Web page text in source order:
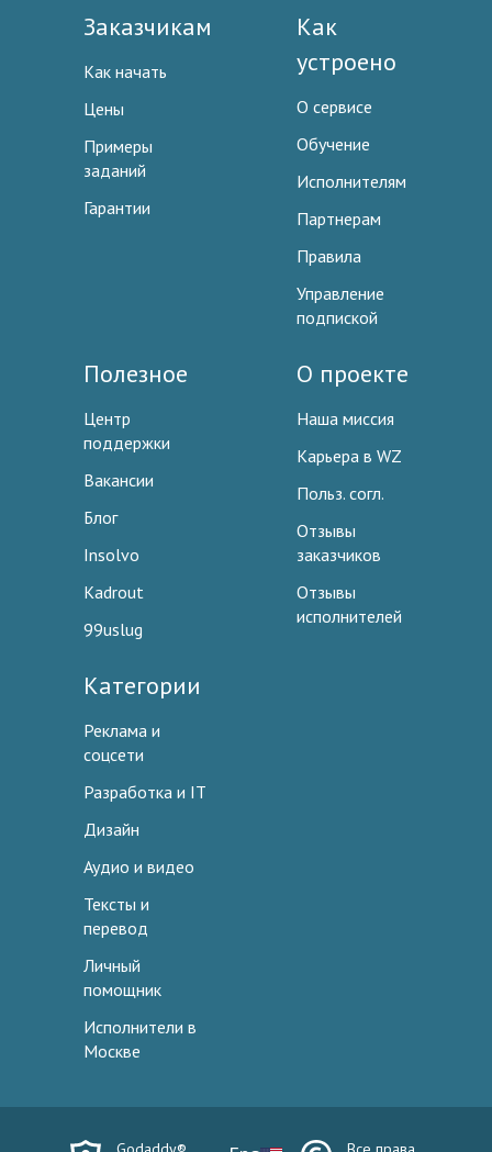
Заказчикам
Как начать
Цены
Примеры
заданий
Гарантии
Как
устроено
О сервисе
Обучение
Исполнителям
Партнерам
Правила
Управление
подпиской
Полезное
Центр
поддержки
Вакансии
Блог
Insolvo
Kadrout
99uslug
О проекте
Наша миссия
Карьера в WZ
Польз. согл.
Отзывы
заказчиков
Отзывы
исполнителей
Категории
Реклама и
соцсети
Разработка и IT
Дизайн
Аудио и видео
Тексты и
перевод
Личный
помощник
Исполнители в
Москве